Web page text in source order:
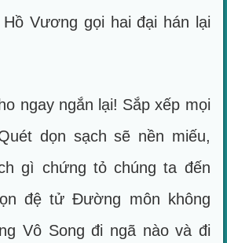
Vương gọi hai đại hán lại
ngay ngắn lại! Sắp xếp mọi
dọn sạch sẽ nền miếu,
gì chứng tỏ chúng ta đến
đệ tử Đường môn không
Vô Song đi ngã nào và đi